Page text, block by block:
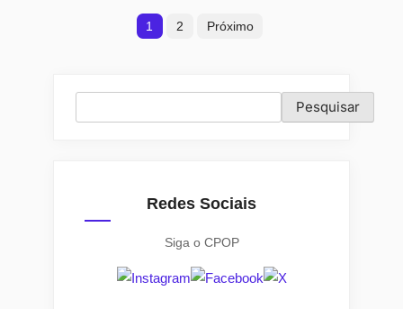
presidenciais
1 2 Próximo
Pesquisar
Redes Sociais
Siga o CPOP